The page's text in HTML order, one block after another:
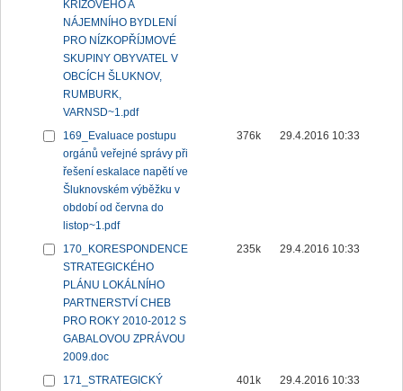
KRIZOVÉHO A
NÁJEMNÍHO BYDLENÍ
PRO NÍZKOPŘÍJMOVÉ
SKUPINY OBYVATEL V
OBCÍCH ŠLUKNOV,
RUMBURK,
VARNSD~1.pdf
169_Evaluace postupu
orgánů veřejné správy při
řešení eskalace napětí ve
Šluknovském výběžku v
období od června do
listop~1.pdf
376k 29.4.2016 10:33
170_KORESPONDENCE
STRATEGICKÉHO
PLÁNU LOKÁLNÍHO
PARTNERSTVÍ CHEB
PRO ROKY 2010-2012 S
GABALOVOU ZPRÁVOU
2009.doc
235k 29.4.2016 10:33
171_STRATEGICKÝ
401k 29.4.2016 10:33